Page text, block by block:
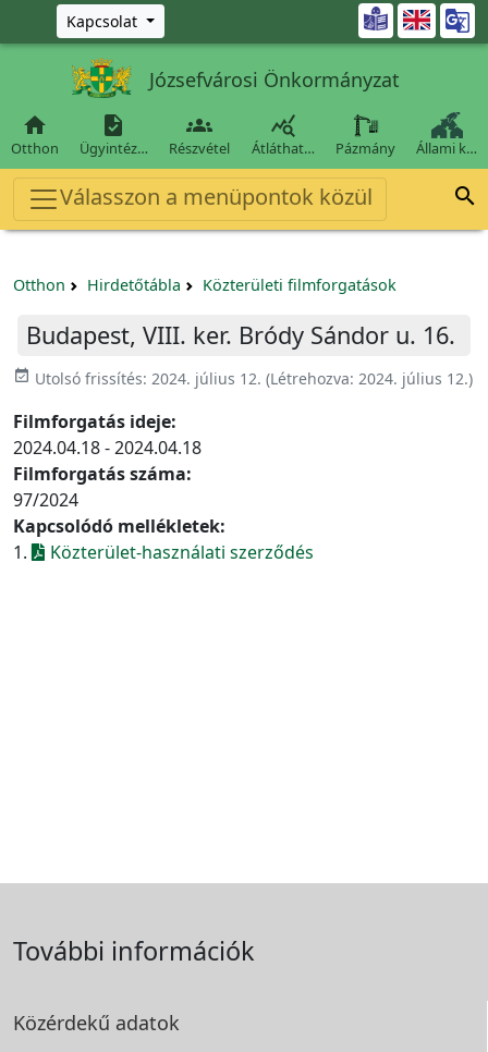
Ugrás a fő tartalomra
Kapcsolat 
Józsefvárosi Önkormányzat

Otthon

Ügyintéz…

Részvétel

Átláthat… Pázmány Állami k…
Válasszon a menüpontok közül 
Otthon Hirdetőtábla Közterületi filmforgatások
Budapest, VIII. ker. Bródy Sándor u. 16.
event_available Utolsó frissítés: 2024. július 12. (Létrehozva: 2024. július 12.)
Filmforgatás ideje:
2024.04.18 - 2024.04.18
Filmforgatás száma:
97/2024
Kapcsolódó mellékletek:
1.
Közterület-használati szerződés
További információk
Közérdekű adatok